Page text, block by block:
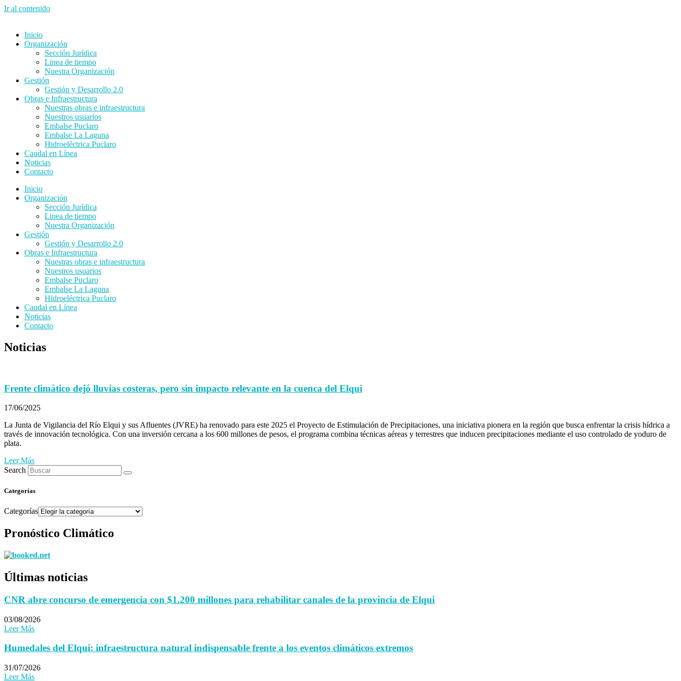
Ir al contenido
Inicio
Organización
Sección Jurídica
Linea de tiempo
Nuestra Organización
Gestión
Gestión y Desarrollo 2.0
Obras e Infraestructura
Nuestras obras e infraestructura
Nuestros usuarios
Embalse Puclaro
Embalse La Laguna
Hidroeléctrica Puclaro
Caudal en Línea
Noticias
Contacto
Inicio
Organización
Sección Jurídica
Linea de tiempo
Nuestra Organización
Gestión
Gestión y Desarrollo 2.0
Obras e Infraestructura
Nuestras obras e infraestructura
Nuestros usuarios
Embalse Puclaro
Embalse La Laguna
Hidroeléctrica Puclaro
Caudal en Línea
Noticias
Contacto
Noticias
Frente climático dejó lluvias costeras, pero sin impacto relevante en la cuenca del Elqui
17/06/2025
La Junta de Vigilancia del Río Elqui y sus Afluentes (JVRE) ha renovado para este 2025 el Proyecto de Estimulación de Precipitaciones, una iniciativa pionera en la región que busca enfrentar la crisis hídrica a
través de innovación tecnológica. Con una inversión cercana a los 600 millones de pesos, el programa combina técnicas aéreas y terrestres que inducen precipitaciones mediante el uso controlado de yoduro de
plata.
Leer Más
Search
Categorías
Categorías
Pronóstico Climático
Últimas noticias
CNR abre concurso de emergencia con $1.200 millones para rehabilitar canales de la provincia de Elqui
03/08/2026
Leer Más
Humedales del Elqui: infraestructura natural indispensable frente a los eventos climáticos extremos
31/07/2026
Leer Más